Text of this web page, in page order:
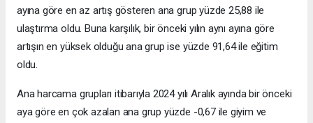
ayına göre en az artış gösteren ana grup yüzde 25,88 ile
ulaştırma oldu. Buna karşılık, bir önceki yılın aynı ayına göre
artışın en yüksek olduğu ana grup ise yüzde 91,64 ile eğitim
oldu.
Ana harcama grupları itibarıyla 2024 yılı Aralık ayında bir önceki
aya göre en çok azalan ana grup yüzde -0,67 ile giyim ve